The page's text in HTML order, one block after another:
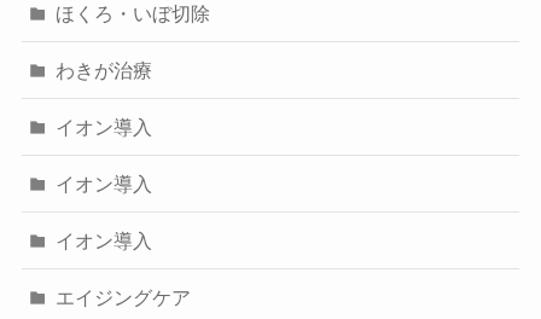
ほくろ・いぼ切除
わきが治療
イオン導入
イオン導入
イオン導入
エイジングケア